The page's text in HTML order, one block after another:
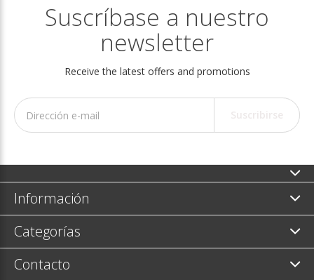
Suscríbase a nuestro
newsletter
Receive the latest offers and promotions
Información
Categorías
Contacto